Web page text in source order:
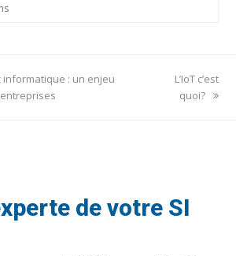
: un enjeu
next
post:
L’IoT c’est
quoi?
de votre SI